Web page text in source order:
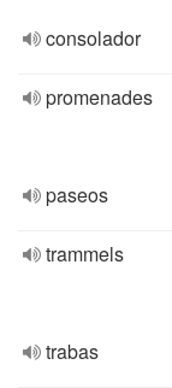
consolador
promenades
paseos
trammels
trabas